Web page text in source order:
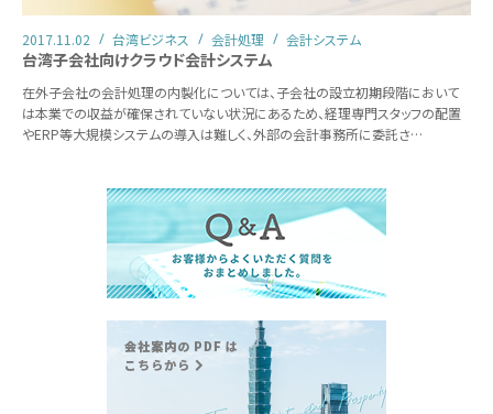
2017.11.02 台湾ビジネス 会計処理 会計システム
台湾子会社向けクラウド会計システム
在外子会社の会計処理の内製化については、子会社の設立初期段階において
は本業での収益が確保されていない状況にあるため、経理専門スタッフの配置
やERP等大規模システムの導入は難しく、外部の会計事務所に委託さ…